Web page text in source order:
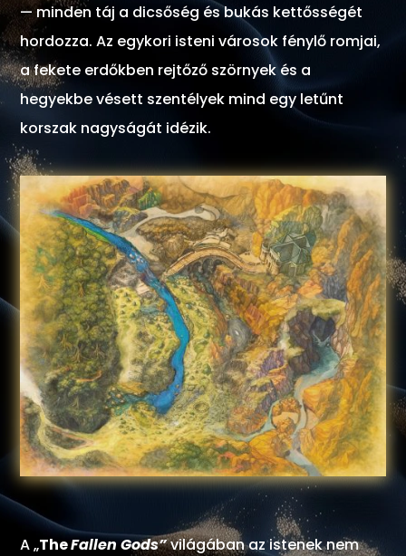
— minden táj a dicsőség és bukás kettősségét
hordozza. Az egykori isteni városok fénylő romjai,
a fekete erdőkben rejtőző szörnyek és a
hegyekbe vésett szentélyek mind egy letűnt
korszak nagyságát idézik.
A „TheFallen Gods”világában az istenek nem